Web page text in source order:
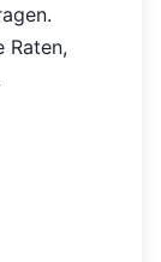
Raten,